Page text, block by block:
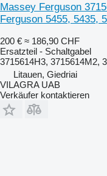
Massey Ferguson
Ferguson 5455, 5435,
200 € ≈ 186,90 CHF
Ersatzteil - Schaltgabel
3715614H3, 3715614M2,
Litauen, Giedriai
VILAGRA UAB
Verkäufer kontaktieren